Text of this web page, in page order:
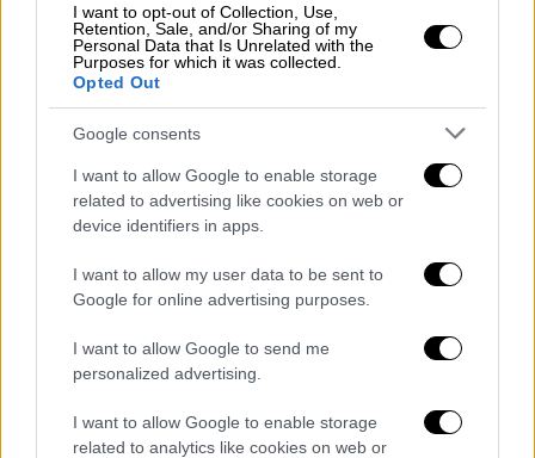
I want to opt-out of Collection, Use,
Retention, Sale, and/or Sharing of my
Personal Data that Is Unrelated with the
Purposes for which it was collected.
Opted Out
Google consents
I want to allow Google to enable storage
related to advertising like cookies on web or
device identifiers in apps.
I want to allow my user data to be sent to
Google for online advertising purposes.
I want to allow Google to send me
personalized advertising.
I want to allow Google to enable storage
related to analytics like cookies on web or
Ελλάδα|05.07.2026 22:11
Κλήρωση Τζόκερ: Οι τυχεροί αριθμοί για
τα 4,1 εκατ. ευρώ